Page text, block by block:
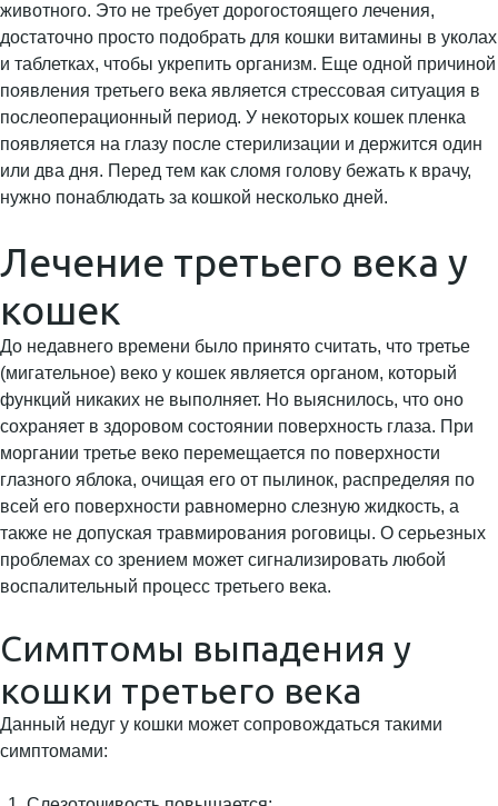
животного. Это не требует дорогостоящего лечения,
достаточно просто подобрать для кошки витамины в уколах
и таблетках, чтобы укрепить организм. Еще одной причиной
появления третьего века является стрессовая ситуация в
послеоперационный период. У некоторых кошек пленка
появляется на глазу после стерилизации и держится один
или два дня. Перед тем как сломя голову бежать к врачу,
нужно понаблюдать за кошкой несколько дней.
Лечение третьего века у
кошек
До недавнего времени было принято считать, что третье
(мигательное) веко у кошек является органом, который
функций никаких не выполняет. Но выяснилось, что оно
сохраняет в здоровом состоянии поверхность глаза. При
моргании третье веко перемещается по поверхности
глазного яблока, очищая его от пылинок, распределяя по
всей его поверхности равномерно слезную жидкость, а
также не допуская травмирования роговицы. О серьезных
проблемах со зрением может сигнализировать любой
воспалительный процесс третьего века.
Симптомы выпадения у
кошки третьего века
Данный недуг у кошки может сопровождаться такими
симптомами: